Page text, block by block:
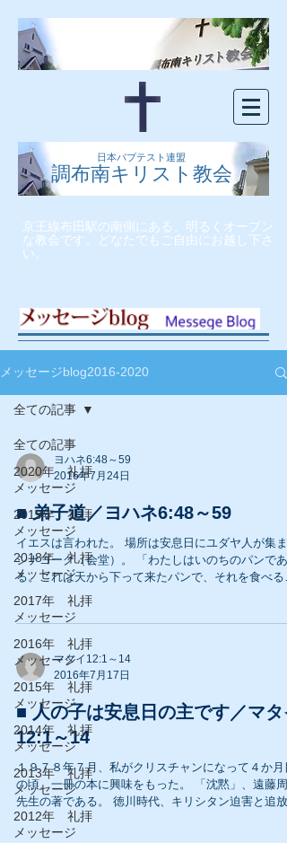
日本バプテスト連盟
調布南キリスト教会
京王線布田駅の南側にある、明るくオープン
な教会です。どなたでもご自由にお越し下さ
い。
メッセージblog2016-2020
全ての記事
2020年 礼拝
メッセージ
2019年 礼拝
メッセージ
2018年 礼拝
メッセージ
2017年 礼拝
メッセージ
2016年 礼拝
メッセージ
2015年 礼拝
メッセージ
2014年 礼拝
メッセージ
2013年 礼拝
メッセージ
2012年 礼拝
メッセージ
全ての記事
ヨハネ6:48～59
2016年7月24日
■ 弟子道／ヨハネ6:48～59
イエスは言われた。 場所は安息日にユダヤ人が集まる
シナゴーグ（会堂）。 「わたしはいのちのパンであ
る。これは天から下って来たパンで、それを食べる
死ぬことがない。」 イエスは、人々に向かってご自分
を食べよ、と言われた。 そして今もそう言われ続け
る。 ...
マタイ12:1～14
2016年7月17日
■ 人の子は安息日の主です／マタ
12:1～14
１９７８年７月、私がクリスチャンになって４か月
の頃、一冊の本に興味をもった。 「沈黙」、遠藤周作
先生の著である。 徳川時代、キリシタン迫害と追放の
時代に日本布教を目的として海を渡ってきた宣教師
話である。 命を賭して航海の旅を経て、文化も風土も